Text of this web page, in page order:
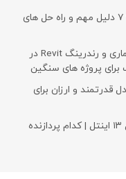
چرا لپتاپ شما ناگهان کند می شود؟ ۷ دلیل مهم و راه حل های
راهنمای خرید لپ تاپ مخصوص معماری و رندرینگ Revit در
برنامه نویسی اقتصادی | ۱۰ مدل قدرتمند و ارزان برای
تفاوت لپتاپ های Core Ultra با نسل ۱۳ اینتل | کدام پردازنده